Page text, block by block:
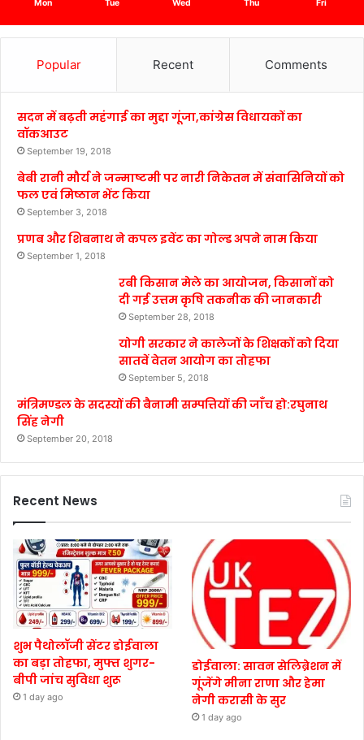
Mon Tue Wed Thu Fri
Popular Recent Comments
सदन में बढ़ती महंगाई का मुद्दा गूंजा,कांग्रेस विधायकों का
वॉकआउट
September 19, 2018
बेबी रानी मौर्य ने जन्माष्टमी पर नारी निकेतन में संवासिनियों को
फल एवं मिष्ठान भेंट किया
September 3, 2018
प्रणब और शिबनाथ ने कपल इवेंट का गोल्ड अपने नाम किया
September 1, 2018
रबी किसान मेले का आयोजन, किसानों को
दी गई उत्तम कृषि तकनीक की जानकारी
September 28, 2018
योगी सरकार ने कालेजों के शिक्षकों को दिया
सातवें वेतन आयोग का तोहफा
September 5, 2018
मंत्रिमण्डल के सदस्यों की बैनामी सम्पत्तियों की जाँच हो:रघुनाथ
सिंह नेगी
September 20, 2018
Recent News
शुभ पैथोलॉजी सेंटर डोईवाला
का बड़ा तोहफा, मुफ्त शुगर-
बीपी जांच सुविधा शुरू
1 day ago
डोईवाला: सावन सेलिब्रेशन में
गूंजेंगे मीना राणा और हेमा
नेगी करासी के सुर
1 day ago